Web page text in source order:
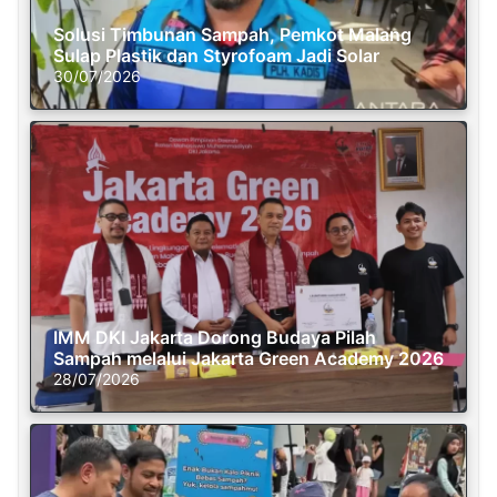
Solusi Timbunan Sampah, Pemkot Malang
Sulap Plastik dan Styrofoam Jadi Solar
30/07/2026
IMM DKI Jakarta Dorong Budaya Pilah
Sampah melalui Jakarta Green Academy 2026
28/07/2026